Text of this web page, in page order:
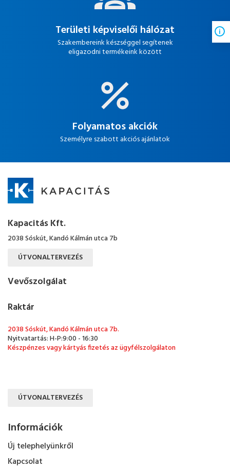
Területi képviselői hálózat
Szakembereink készséggel segítenek
eligazodni termékeink között
Folyamatos akciók
Személyre szabott akciós ajánlatok
Kapacitás Kft.
2038 Sóskút, Kandó Kálmán utca 7b
ÚTVONALTERVEZÉS
Vevőszolgálat
Raktár
2038 Sóskút, Kandó Kálmán utca 7b.
Nyitvatartás: H-P:9:00 - 16:30
Készpénzes vagy kártyás fizetés az ügyfélszolgálaton
ÚTVONALTERVEZÉS
Információk
Új telephelyünkről
Kapcsolat